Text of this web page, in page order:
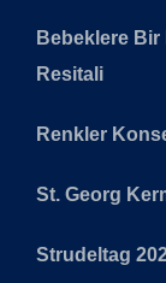
Bebeklere
Resitali
Renkler
St. Georg
Strudeltag